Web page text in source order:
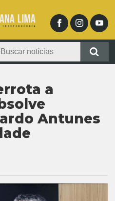
a
Antunes